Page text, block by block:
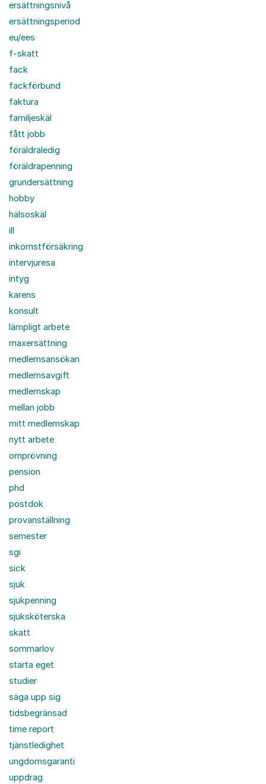
ersättningsnivå
ersättningsperiod
eu/ees
f-skatt
fack
fackförbund
faktura
familjeskäl
fått jobb
föräldraledig
föräldrapenning
grundersättning
hobby
hälsoskäl
ill
inkomstförsäkring
intervjuresa
intyg
karens
konsult
lämpligt arbete
maxersättning
medlemsansökan
medlemsavgift
medlemskap
mellan jobb
mitt medlemskap
nytt arbete
omprövning
pension
phd
postdok
provanställning
semester
sgi
sick
sjuk
sjukpenning
sjuksköterska
skatt
sommarlov
starta eget
studier
säga upp sig
tidsbegränsad
time report
tjänstledighet
ungdomsgaranti
uppdrag